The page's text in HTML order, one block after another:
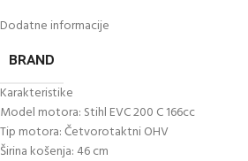
Dodatne informacije
BRAND
Karakteristike
Model motora: Stihl EVC 200 C 166cc
Tip motora: Četvorotaktni OHV
Širina košenja: 46 cm